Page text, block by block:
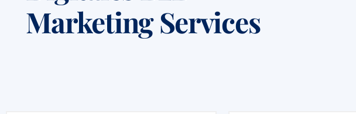
Marketing Services